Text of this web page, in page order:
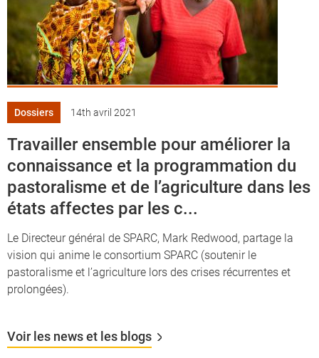
Dossiers 14th avril 2021
Travailler ensemble pour améliorer la
connaissance et la programmation du
pastoralisme et de l’agriculture dans les
états affectes par les c...
Le Directeur général de SPARC, Mark Redwood, partage la
vision qui anime le consortium SPARC (soutenir le
pastoralisme et l’agriculture lors des crises récurrentes et
prolongées).
Voir les news et les blogs